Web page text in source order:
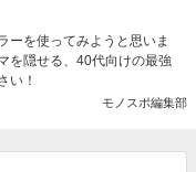
ーを使ってみようと思いま
を隠せる、40代向けの最強
い！
モノスポ編集部